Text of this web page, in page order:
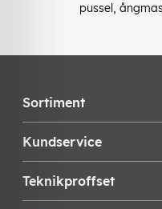
pussel,
Sortiment
Kundservice
Teknikproffset